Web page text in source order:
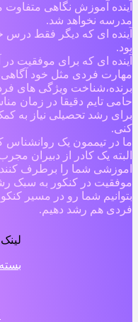
آینده آموزش نگاهی
مدرسه نخواهد شد.
آینده ای که دیگر فقط درس
بود.
آینده ای که برای موفقیت
مهارت فردی مثل خود
برنده،شناخت ویژگی های
حامی تایم دقیقا در زمان
برای رشد تحصیلی نیاز به
کنی.
ما در تیممون یک
البته یک کادر از دبیران
اموزشی شما را برطرف
موفقیت در کنکور به سبک
بتوانیم شما رو در مسیر
فردی هم رشد دهیم.